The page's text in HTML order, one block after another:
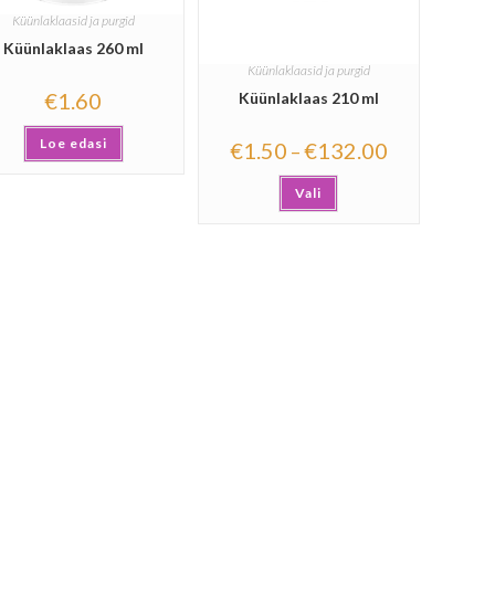
Küünlaklaasid ja purgid
Küünlaklaas 260 ml
€1.60
Loe edasi
Küünlaklaasid ja purgid
Küünlaklaas 210 ml
€1.50 –€132.00
Vali